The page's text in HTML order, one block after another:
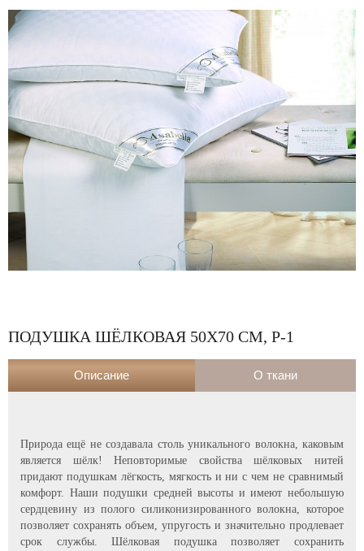
ПОДУШКА ШЁЛКОВАЯ 50Х70 СМ, Р-1
Описание О ткани
Природа ещё не создавала столь уникального волокна, каковым
является шёлк! Неповторимые свойства шёлковых нитей
придают подушкам лёгкость, мягкость и ни с чем не сравнимый
комфорт. Наши подушки средней высоты и имеют небольшую
сердцевину из полого силиконизированного волокна, которое
позволяет сохранять объем, упругость и значительно продлевает
срок службы. Шёлковая подушка позволяет сохранить